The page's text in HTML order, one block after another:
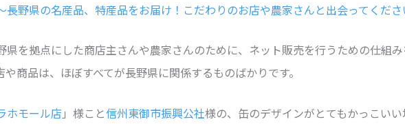
長野県の名産品、特産品をお届け！こだわりのお店や農家さんと出会ってくだ
県を拠点にした商店主さんや農家さんのために、ネット販売を行うための仕組
や商品は、ほぼすべてが長野県に関係するものばかりです。
ホモール店 」様こと信州東御市振興公社様の、缶のデザインがとてもかっこい